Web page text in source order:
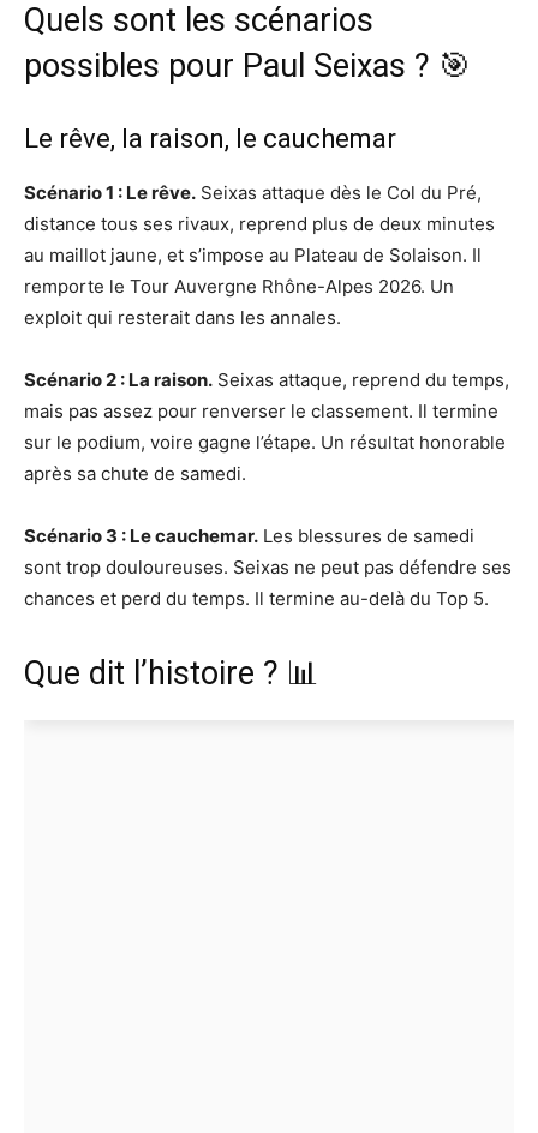
Quels sont les scénarios
possibles pour Paul Seixas ? 🎯
Le rêve, la raison, le cauchemar
Scénario 1 : Le rêve. Seixas attaque dès le Col du Pré,
distance tous ses rivaux, reprend plus de deux minutes
au maillot jaune, et s’impose au Plateau de Solaison. Il
remporte le Tour Auvergne Rhône-Alpes 2026. Un
exploit qui resterait dans les annales.
Scénario 2 : La raison. Seixas attaque, reprend du temps,
mais pas assez pour renverser le classement. Il termine
sur le podium, voire gagne l’étape. Un résultat honorable
après sa chute de samedi.
Scénario 3 : Le cauchemar. Les blessures de samedi
sont trop douloureuses. Seixas ne peut pas défendre ses
chances et perd du temps. Il termine au-delà du Top 5.
Que dit l’histoire ? 📊